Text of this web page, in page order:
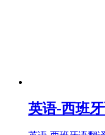
英语-西班